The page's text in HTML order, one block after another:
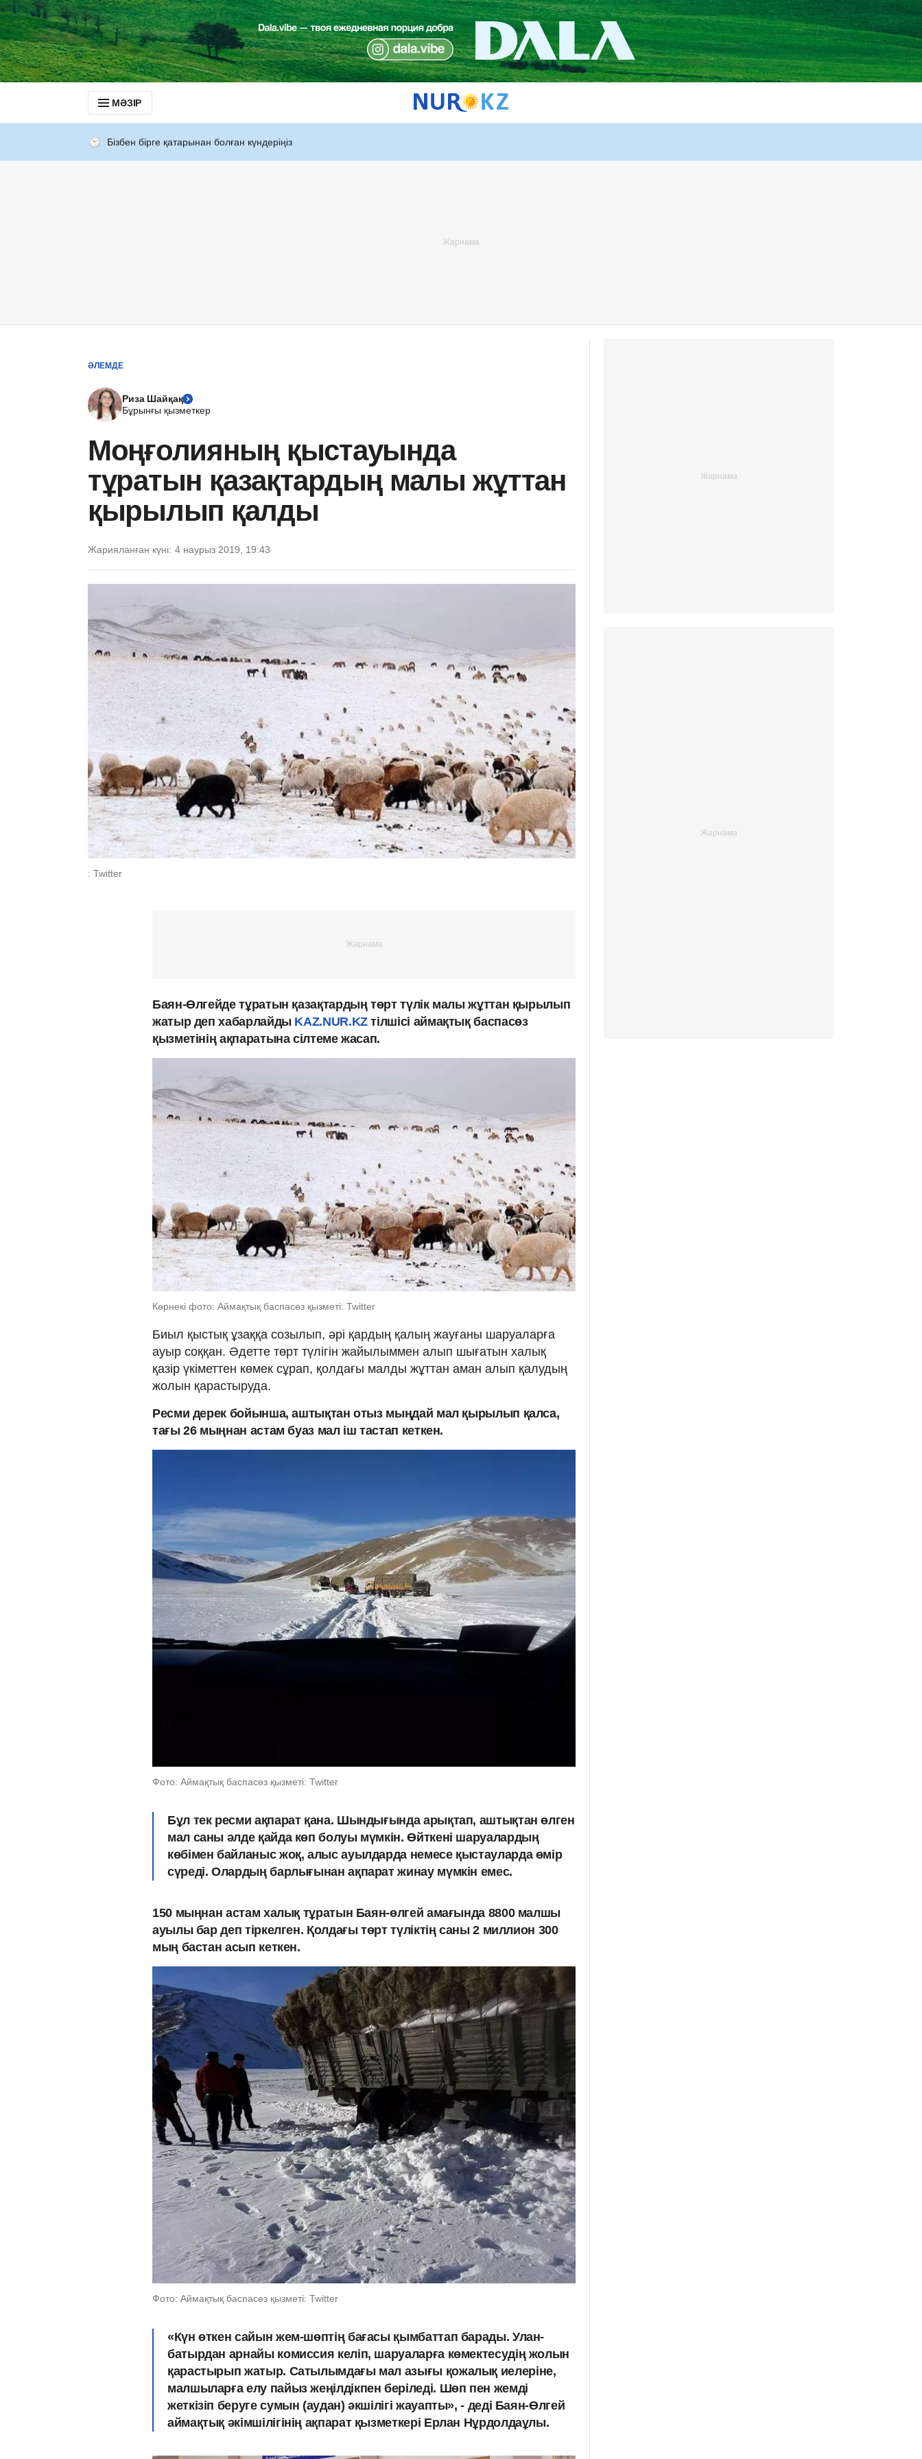
МӘЗІР
Бізбен бірге қатарынан болған күндеріңіз
ӘЛЕМДЕ
Риза Шайқақ
Бұрынғы қызметкер
Моңғолияның қыстауында
тұратын қазақтардың малы жұттан
қырылып қалды
Жарияланған күні: 4 наурыз 2019, 19:43
: Twitter
Баян-Өлгейде тұратын қазақтардың төрт түлік малы жұттан қырылып
жатыр деп хабарлайды KAZ.NUR.KZтілшісі аймақтық баспасөз
қызметінің ақпаратына сілтеме жасап.
Көрнекі фото: Аймақтық баспасөз қызметі: Twitter
Биыл қыстық ұзаққа созылып, әрі қардың қалың жауғаны шаруаларға
ауыр соққан. Әдетте төрт түлігін жайылыммен алып шығатын халық
қазір үкіметтен көмек сұрап, қолдағы малды жұттан аман алып қалудың
жолын қарастыруда.
Ресми дерек бойынша, аштықтан отыз мыңдай мал қырылып қалса,
тағы 26 мыңнан астам буаз мал іш тастап кеткен.
Фото: Аймақтық баспасөз қызметі: Twitter
Бұл тек ресми ақпарат қана. Шындығында арықтап, аштықтан өлген
мал саны әлде қайда көп болуы мүмкін. Өйткені шаруалардың
көбімен байланыс жоқ, алыс ауылдарда немесе қыстауларда өмір
сүреді. Олардың барлығынан ақпарат жинау мүмкін емес.
150 мыңнан астам халық тұратын Баян-өлгей амағында 8800 малшы
ауылы бар деп тіркелген. Қолдағы төрт түліктің саны 2 миллион 300
мың бастан асып кеткен.
Фото: Аймақтық баспасөз қызметі: Twitter
«Күн өткен сайын жем-шөптің бағасы қымбаттап барады. Улан-
батырдан арнайы комиссия келіп, шаруаларға көмектесудің жолын
қарастырып жатыр. Сатылымдағы мал азығы қожалық иелеріне,
малшыларға елу пайыз жеңілдікпен беріледі. Шөп пен жемді
жеткізіп беруге сумын (аудан) әкшілігі жауапты», - деді Баян-Өлгей
аймақтық әкімшілігінің ақпарат қызметкері Ерлан Нұрдолдаұлы.